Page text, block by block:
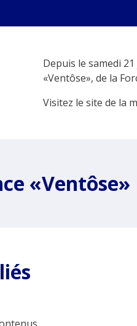
Depuis le samedi
«Ventôse», de la
Visitez le site de la
«Ventôse»